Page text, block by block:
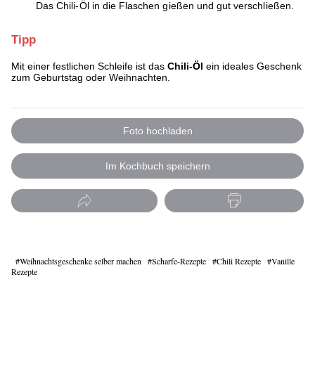
Das Chili-Öl in die Flaschen gießen und gut verschließen.
Tipp
Mit einer festlichen Schleife ist das Chili-Öl ein ideales Geschenk
zum Geburtstag oder Weihnachten.
Foto hochladen
Im Kochbuch speichern
Weihnachtsgeschenke selber machen Scharfe-Rezepte Chili Rezepte
Vanille
Rezepte